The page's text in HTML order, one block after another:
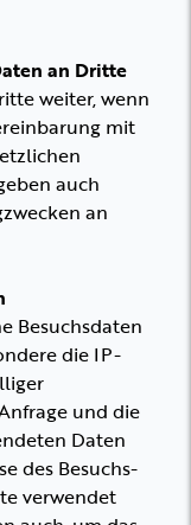
an Dritte
weiter, wenn
mit
auch
an
Besuchsdaten
die IP-
und die
Daten
des Besuchs-
verwendet